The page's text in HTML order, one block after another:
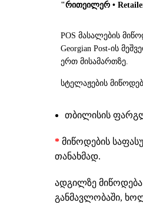
"რითეილერ •
POS მასალების
Georgian Post-ის
ერთ მისამართზე.
სტელაჟების
თბილისის
* მიწოდების
თანახმად.
ადგილზე მიწოდება
განმავლობაში,